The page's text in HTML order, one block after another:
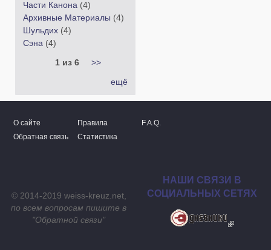
Части Канона (4)
Архивные Материалы (4)
Шульдих (4)
Сэна (4)
1 из 6 >>
ещё
О сайте Правила
F.A.Q.
Обратная связь
Статистика
© 2014-2019 weiss-kreuz.net,
по всем вопросам пишите в
"Обратной связи"
НАШИ СВЯЗИ В
СОЦИАЛЬНЫХ СЕТЯХ